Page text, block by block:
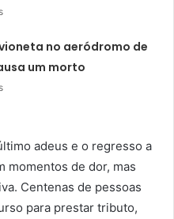
no aeródromo de
um morto
adeus e o regresso a
momentos de dor, mas
Centenas de pessoas
para prestar tributo,